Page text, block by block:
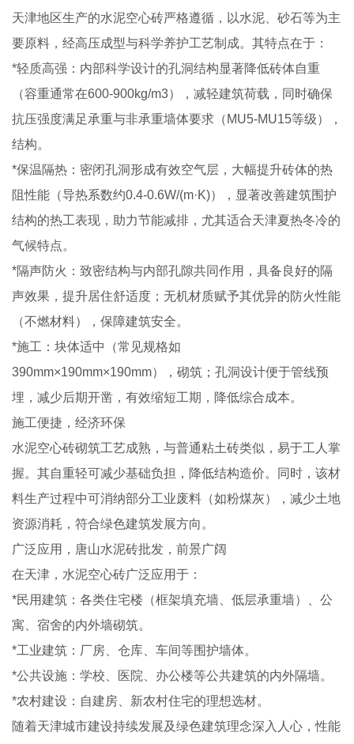
天津地区生产的水泥空心砖严格遵循，以水泥、砂石等为主
要原料，经高压成型与科学养护工艺制成。其特点在于：
*轻质高强：内部科学设计的孔洞结构显著降低砖体自重
（容重通常在600-900kg/m3），减轻建筑荷载，同时确保
抗压强度满足承重与非承重墙体要求（MU5-MU15等级），
结构。
*保温隔热：密闭孔洞形成有效空气层，大幅提升砖体的热
阻性能（导热系数约0.4-0.6W/(m·K)），显著改善建筑围护
结构的热工表现，助力节能减排，尤其适合天津夏热冬冷的
气候特点。
*隔声防火：致密结构与内部孔隙共同作用，具备良好的隔
声效果，提升居住舒适度；无机材质赋予其优异的防火性能
（不燃材料），保障建筑安全。
*施工：块体适中（常见规格如
390mm×190mm×190mm），砌筑；孔洞设计便于管线预
埋，减少后期开凿，有效缩短工期，降低综合成本。
施工便捷，经济环保
水泥空心砖砌筑工艺成熟，与普通粘土砖类似，易于工人掌
握。其自重轻可减少基础负担，降低结构造价。同时，该材
料生产过程中可消纳部分工业废料（如粉煤灰），减少土地
资源消耗，符合绿色建筑发展方向。
广泛应用，唐山水泥砖批发，前景广阔
在天津，水泥空心砖广泛应用于：
*民用建筑：各类住宅楼（框架填充墙、低层承重墙）、公
寓、宿舍的内外墙砌筑。
*工业建筑：厂房、仓库、车间等围护墙体。
*公共设施：学校、医院、办公楼等公共建筑的内外隔墙。
*农村建设：自建房、新农村住宅的理想选材。
随着天津城市建设持续发展及绿色建筑理念深入人心，性能